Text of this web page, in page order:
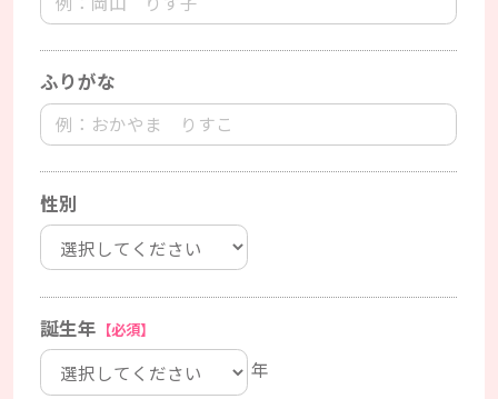
ふりがな
性別
誕生年 【必須】
年